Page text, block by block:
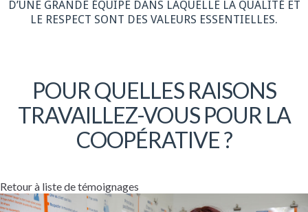
D’UNE GRANDE ÉQUIPE DANS LAQUELLE LA QUALITÉ ET
LE RESPECT SONT DES VALEURS ESSENTIELLES.
POUR QUELLES RAISONS
TRAVAILLEZ-VOUS POUR LA
COOPÉRATIVE ?
Retour à liste de témoignages